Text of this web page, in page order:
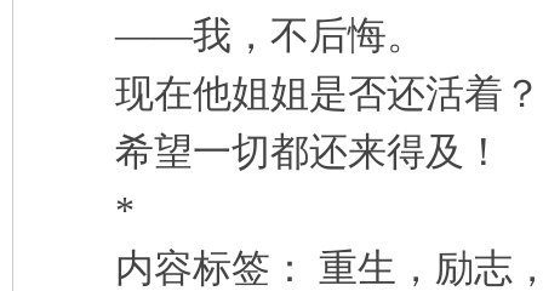
——我，不后悔。
现在他姐姐是否还活着？
希望一切都还来得及！
*
内容标签： 重生，励志